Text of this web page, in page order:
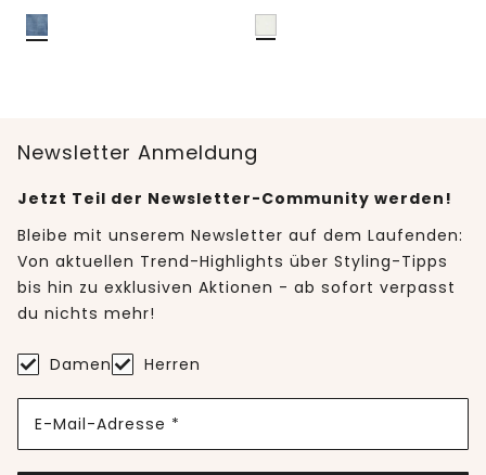
Newsletter Anmeldung
Jetzt Teil der Newsletter-Community werden!
Bleibe mit unserem Newsletter auf dem Laufenden:
Von aktuellen Trend-Highlights über Styling-Tipps
bis hin zu exklusiven Aktionen - ab sofort verpasst
du nichts mehr!
Damen Herren
E-Mail-Adresse *